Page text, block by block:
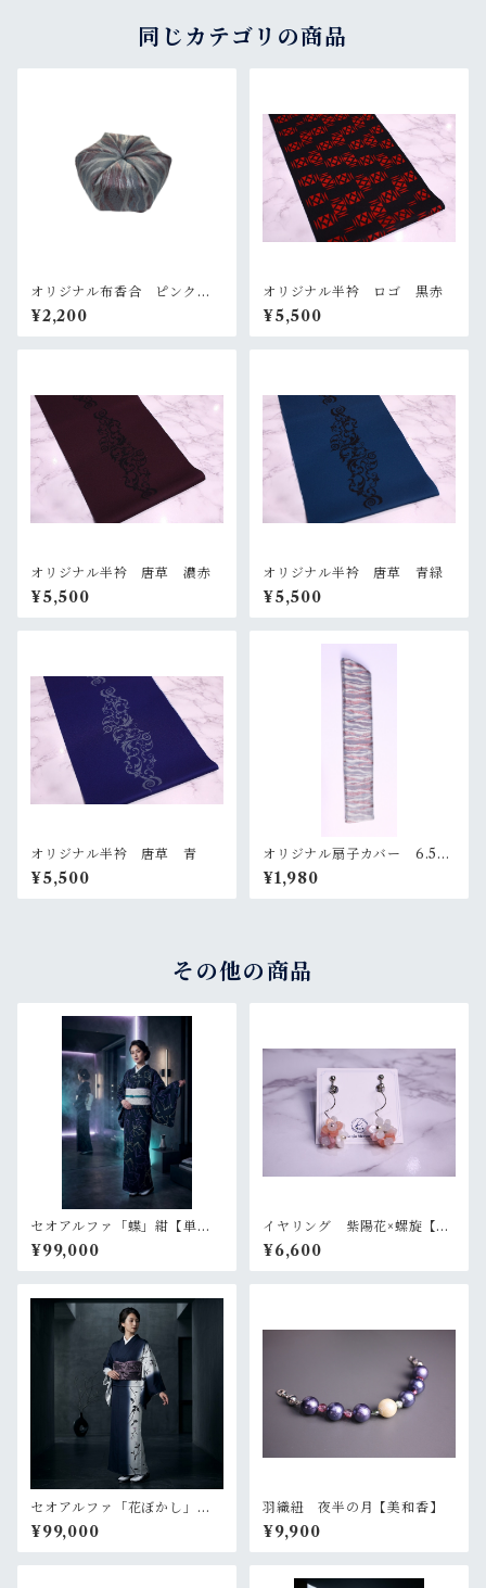
同じカテゴリの商品
オリジナル布香合 ピンクグ
レー
¥2,200
オリジナル半衿 ロゴ 黒赤
¥5,500
オリジナル半衿 唐草 濃赤
¥5,500
オリジナル半衿 唐草 青緑
¥5,500
オリジナル半衿 唐草 青
¥5,500
オリジナル扇子カバー 6.5
寸 ピンクグレー×オレンジ
¥1,980
その他の商品
セオアルファ「蝶」紺【単
衣 浴衣 プレタ 仕立て上
がり】
¥99,000
イヤリング 紫陽花×螺旋【美
和香】
¥6,600
セオアルファ「花ぼかし」
【単衣 浴衣 プレタ 仕立
て上がり】
¥99,000
羽織紐 夜半の月【美和香】
¥9,900